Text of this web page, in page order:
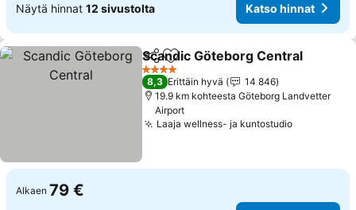
Näytä hinnat 12 sivustolta Katso hinnat
Jaa Lisää suosikkeihin
Scandic Göteborg Central
4 Tähtiluokitus
8,3 Erittäin hyvä
14 846
19.9 km kohteesta Göteborg Landvetter
Airport
Laaja wellness- ja kuntostudioKatso
Alkaen 79 €